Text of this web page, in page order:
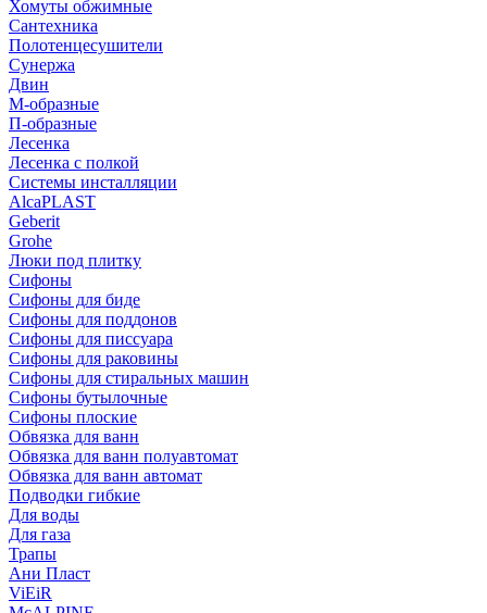
Хомуты обжимные
Сантехника
Полотенцесушители
Сунержа
Двин
М-образные
П-образные
Лесенка
Лесенка с полкой
Системы инсталляции
AlcaPLAST
Geberit
Grohe
Люки под плитку
Сифоны
Сифoны для биде
Сифoны для поддонов
Сифoны для писсуара
Сифоны для раковины
Сифоны для стиральных машин
Сифоны бутылочные
Сифоны плоские
Обвязка для ванн
Обвязка для ванн полуавтомат
Обвязка для ванн автомат
Подводки гибкие
Для воды
Для газа
Трапы
Ани Пласт
ViEiR